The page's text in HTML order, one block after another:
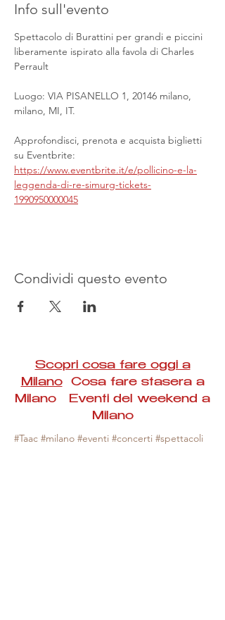
Info sull'evento
Spettacolo di Burattini per grandi e piccini
liberamente ispirato alla favola di Charles
Perrault
Luogo: VIA PISANELLO 1, 20146 milano,
milano, MI, IT.
Approfondisci, prenota e acquista biglietti
su Eventbrite:
https://www.eventbrite.it/e/pollicino-e-la-
leggenda-di-re-simurg-tickets-
1990950000045
Condividi questo evento
Scopri cosa fare oggi a
MilanoCosa fare stasera a
Milano Eventi del weekend a
Milano
#Taac #milano #eventi #concerti #spettacoli